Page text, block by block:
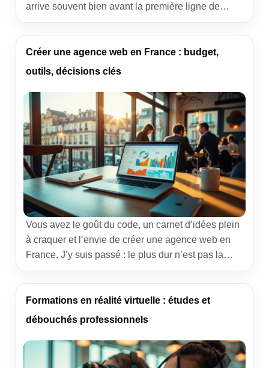
arrive souvent bien avant la première ligne de
Derrière ce choix se cache un vrai levier de
performance : gagner du temps, cadrer les risques,
Créer une agence web en France : budget,
outils, décisions clés
Vous avez le goût du code, un carnet d’idées plein
à craquer et l’envie de créer une agence web en
France. J’y suis passé : le plus dur n’est pas la
produire une partition fluide. Au fil de mes projets,
j’ai appris à […]
Formations en réalité virtuelle : études et
débouchés professionnels